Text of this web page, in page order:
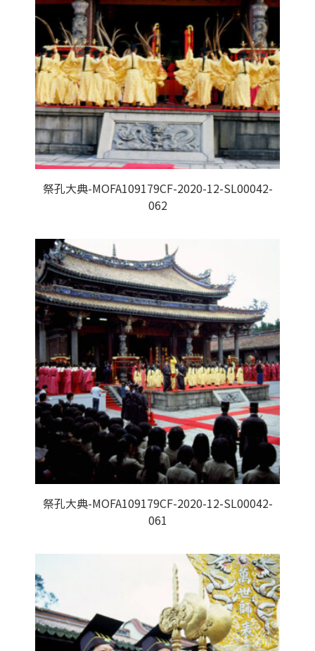
祭孔大典-MOFA109179CF-2020-12-SL00042-
062
祭孔大典-MOFA109179CF-2020-12-SL00042-
061